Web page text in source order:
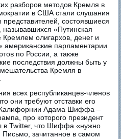
разборов методов Кремля в
в США стали слушания
состоявшиеся
«Путинская
олигархов, денег и
американские парламентарии
по России, а также
последствия должны быть у
Кремля в
всех республиканцев-членов
они требуют отставки его
Калифорнии Адама Шиффа –
про которого президент
в Twitter, что Шиффа «нужно
Письмо, зачитанное в самом